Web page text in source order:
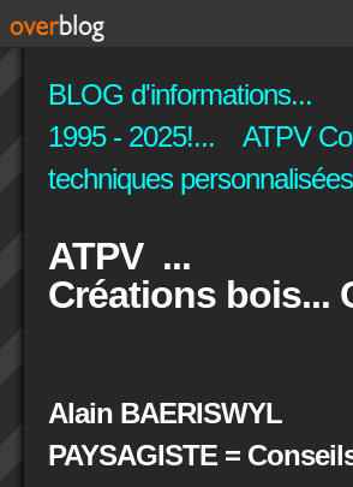
BLOG d'informations...
1995 - 2025!... ATPV
techniques
ATPV ...
Créations bois...
Alain BAERISWYL
PAYSAGISTE =